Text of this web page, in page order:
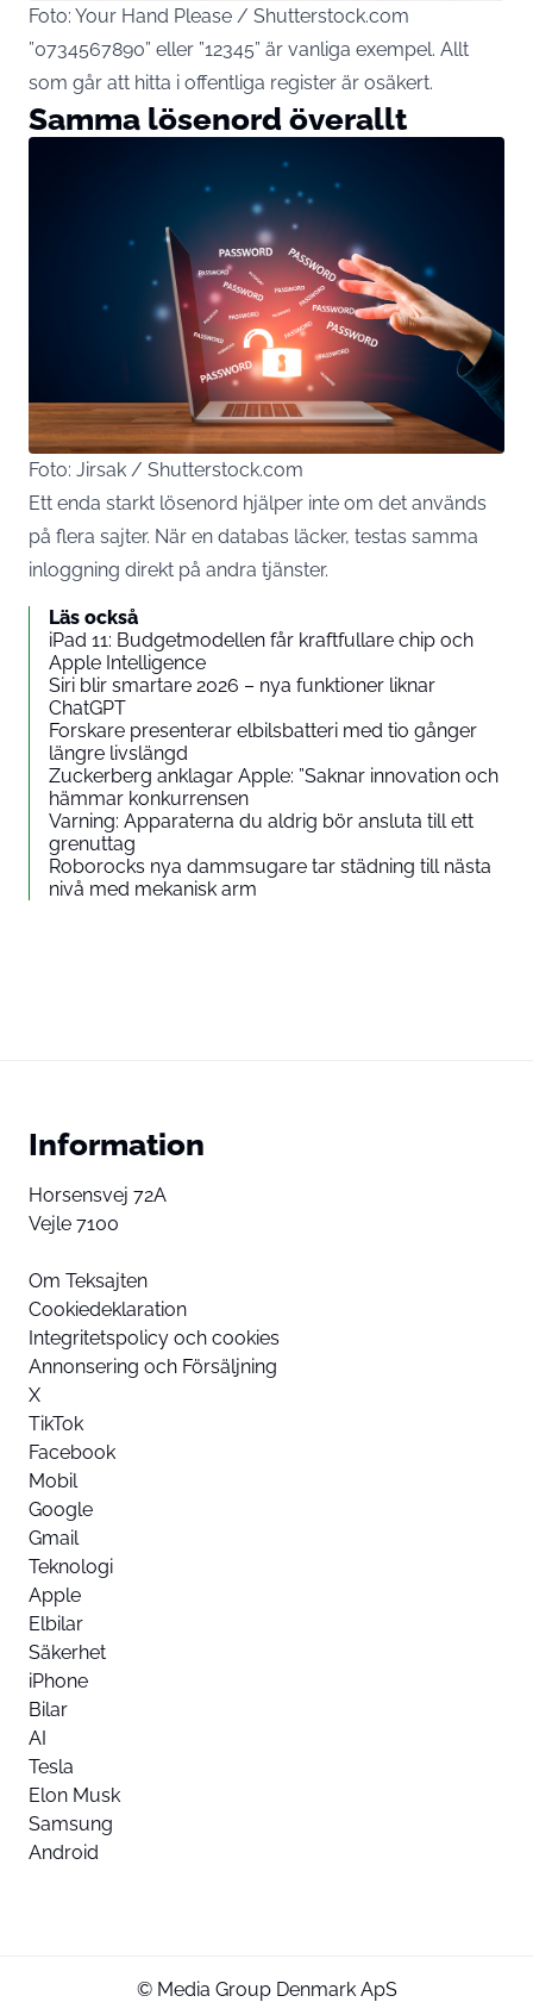
Foto: Your Hand Please / Shutterstock.com
”0734567890” eller ”12345” är vanliga exempel. Allt
som går att hitta i offentliga register är osäkert.
Samma lösenord överallt
Foto: Jirsak / Shutterstock.com
Ett enda starkt lösenord hjälper inte om det används
på flera sajter. När en databas läcker, testas samma
inloggning direkt på andra tjänster.
Läs också
iPad 11: Budgetmodellen får kraftfullare chip och
Apple Intelligence
Siri blir smartare 2026 – nya funktioner liknar
ChatGPT
Forskare presenterar elbilsbatteri med tio gånger
längre livslängd
Zuckerberg anklagar Apple: ”Saknar innovation och
hämmar konkurrensen
Varning: Apparaterna du aldrig bör ansluta till ett
grenuttag
Roborocks nya dammsugare tar städning till nästa
nivå med mekanisk arm
Information
Horsensvej 72A
Vejle 7100
Om Teksajten
Cookiedeklaration
Integritetspolicy och cookies
Annonsering och Försäljning
X
TikTok
Facebook
Mobil
Google
Gmail
Teknologi
Apple
Elbilar
Säkerhet
iPhone
Bilar
AI
Tesla
Elon Musk
Samsung
Android
© Media Group Denmark ApS